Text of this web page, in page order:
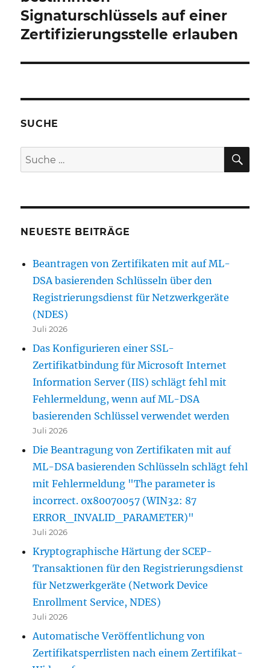
Signaturschlüssels auf einer
Zertifizierungsstelle erlauben
SUCHE
Suche
nach:
NEUESTE BEITRÄGE
Beantragen von Zertifikaten mit auf ML-
DSA basierenden Schlüsseln über den
Registrierungsdienst für Netzwerkgeräte
(NDES)
Juli 2026
Das Konfigurieren einer SSL-
Zertifikatbindung für Microsoft Internet
Information Server (IIS) schlägt fehl mit
Fehlermeldung, wenn auf ML-DSA
basierenden Schlüssel verwendet werden
Juli 2026
Die Beantragung von Zertifikaten mit auf
ML-DSA basierenden Schlüsseln schlägt fehl
mit Fehlermeldung "The parameter is
incorrect. 0x80070057 (WIN32: 87
ERROR_INVALID_PARAMETER)"
Juli 2026
Kryptographische Härtung der SCEP-
Transaktionen für den Registrierungsdienst
für Netzwerkgeräte (Network Device
Enrollment Service, NDES)
Juli 2026
Automatische Veröffentlichung von
Zertifikatsperrlisten nach einem Zertifikat-